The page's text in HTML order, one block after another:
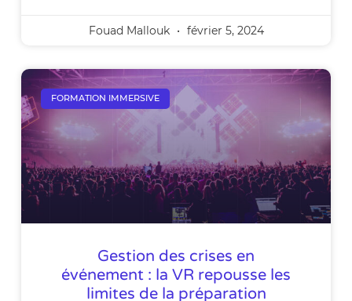
Fouad Mallouk février 5, 2024
FORMATION IMMERSIVE
Gestion des crises en
événement : la VR repousse les
limites de la préparation